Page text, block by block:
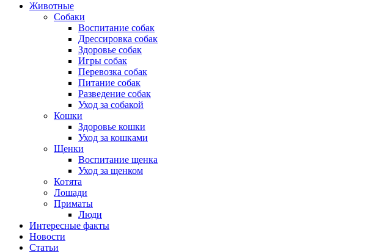
Животные
Собаки
Воспитание собак
Дрессировка собак
Здоровье собак
Игры собак
Перевозка собак
Питание собак
Разведение собак
Уход за собакой
Кошки
Здоровье кошки
Уход за кошками
Щенки
Воспитание щенка
Уход за щенком
Котята
Лошади
Приматы
Люди
Интересные факты
Новости
Статьи